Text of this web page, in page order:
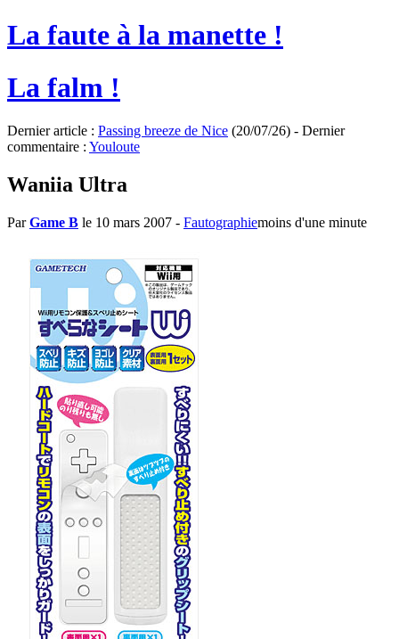
La faute à la manette !
La falm !
Dernier article : Passing breeze de Nice (20/07/26) - Dernier
commentaire : Youloute
Waniia Ultra
ParGame B le 10 mars 2007 - Fautographiemoins d'une minute